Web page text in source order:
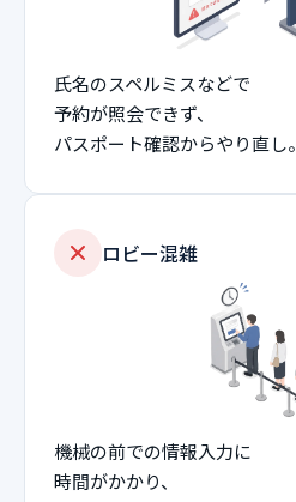
氏名のスペルミスなどで
予約が照会できず、
パスポート確認からやり直し。
ロビー混雑
機械の前での情報入力に
時間がかかり、